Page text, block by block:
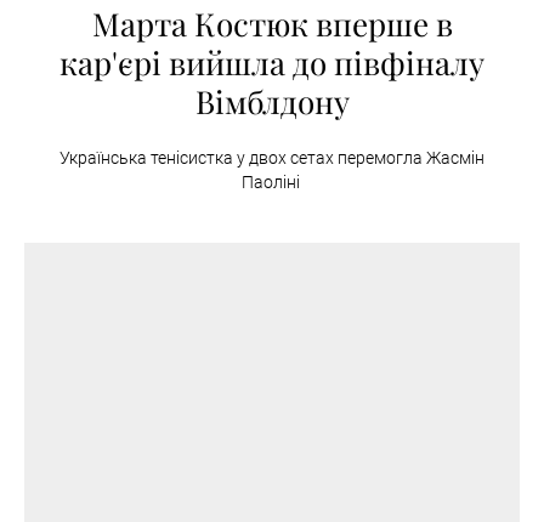
Марта Костюк вперше в
кар'єрі вийшла до півфіналу
Вімблдону
Українська тенісистка у двох сетах перемогла Жасмін
Паоліні